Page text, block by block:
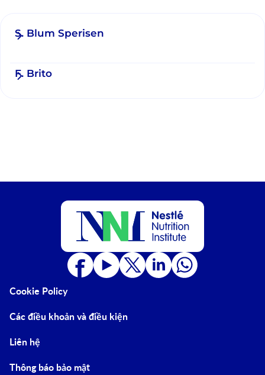
S. Blum Sperisen
F. Brito
Cookie Policy
Các điều khoản và điều kiện
Liên hệ
Thông báo bảo mật